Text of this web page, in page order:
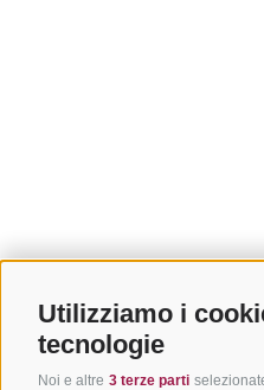
Utilizziamo i
tecnologie
Noi e altre 3 terze parti